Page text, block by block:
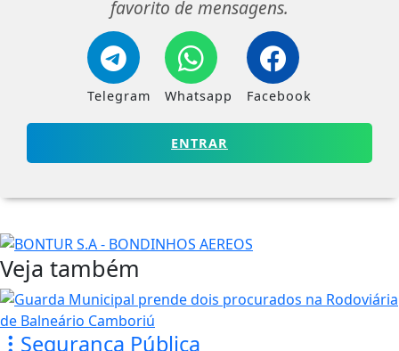
favorito de mensagens.
Telegram Whatsapp Facebook
ENTRAR
Veja também
Segurança Pública